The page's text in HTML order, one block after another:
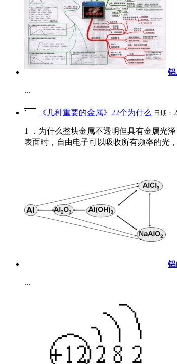
...
《几种重要的金属》22个为什么 日期：
1 ．为什么整块金属不透明但具有金属光
表面时，自由电子可以吸收所有频率的光
...